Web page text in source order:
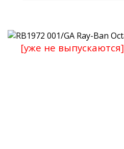
[уже не выпускаются]